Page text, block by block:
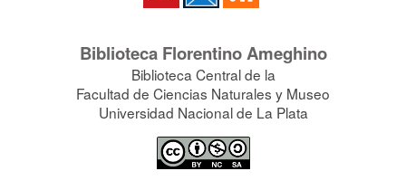
Biblioteca Florentino Ameghino
Biblioteca Central de la
Facultad de Ciencias Naturales y Museo
Universidad Nacional de La Plata